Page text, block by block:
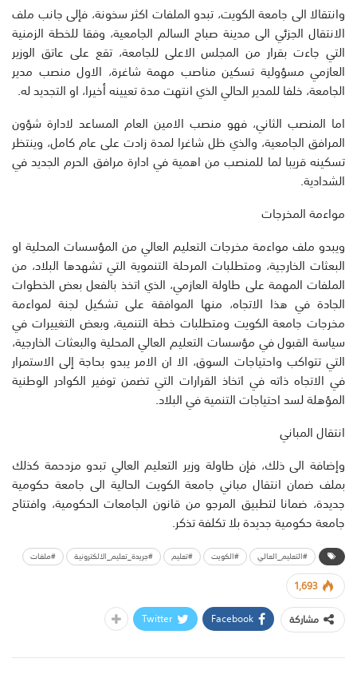
وانتقالا الى جامعة الكويت، تبدو الملفات اكثر سخونة، فإلى جانب ملف
الانتقال الجزئي الى مدينة صباح السالم الجامعية، وفقا للخطة الزمنية
التي جاءت بقرار من المجلس الاعلى للجامعة، تقع على عاتق الوزير
العازمي مسؤولية تسكين مناصب مهمة شاغرة، الاول منصب مدير
الجامعة، خلفا للمدير الحالي الذي انتهت مدة تعيينه أخيرا، او التجديد له.
اما المنصب الثاني، فهو منصب الامين العام المساعد لادارة شؤون
المرافق الجامعية، والذي ظل شاغرا لمدة زادت على عام كامل، وينتظر
تسكينه قريبا لما للمنصب من اهمية في ادارة مرافق الحرم الجديد في
الشدادية.
مواءمة المخرجات
ويبدو ملف مواءمة مخرجات التعليم العالي من المؤسسات المحلية او
البعثات الخارجية، ومتطلبات المرحلة التنموية التي تشهدها البلاد، من
الملفات المهمة على طاولة العازمي، الذي اتخذ بالفعل بعض الخطوات
الجادة في هذا الاتجاه، منها الموافقة على تشكيل لجنة لمواءمة
مخرجات جامعة الكويت ومتطلبات خطة التنمية، وبعض التغييرات في
سياسة القبول في مؤسسات التعليم العالي المحلية والبعثات الخارجية،
التي تتواكب واحتياجات السوق، الا ان الامر يبدو بحاجة إلى الاستمرار
في الاتجاه ذاته في اتخاذ القرارات التي تضمن توفير الكوادر الوطنية
المؤهلة لسد احتياجات التنمية في البلاد.
انتقال المباني
وإضافة الى ذلك، فإن طاولة وزير التعليم العالي تبدو مزدحمة كذلك
بملف ضمان انتقال مباني جامعة الكويت الحالية الى جامعة حكومية
جديدة، ضمانا لتطبيق المرجو من قانون الجامعات الحكومية، وافتتاح
جامعة حكومية جديدة بلا تكلفة تذكر.
#التعليم_العالي #الكويت #تعليم #جريدة_تعليم_الالكترونية #ملفات
1,693
مشاركة
Facebook
Twitter